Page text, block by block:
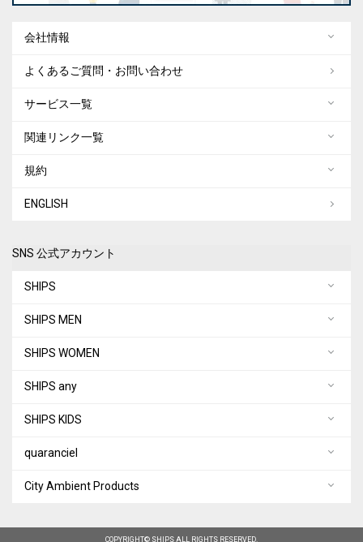
会社情報
よくあるご質問・お問い合わせ
サービス一覧
関連リンク一覧
規約
ENGLISH
SNS 公式アカウント
SHIPS
SHIPS MEN
SHIPS WOMEN
SHIPS any
SHIPS KIDS
quaranciel
City Ambient Products
COPYRIGHT© SHIPS ALL RIGHTS RESERVED.